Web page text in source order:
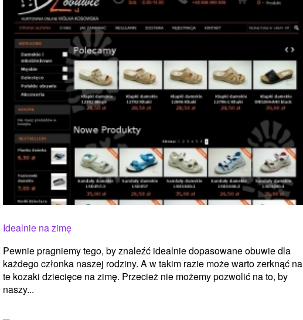
Idealnie na zimę
Pewnie pragniemy tego, by znaleźć idealnie dopasowane obuwie dla
każdego członka naszej rodziny. A w takim razie może warto zerknąć na
te kozaki dziecięce na zimę. Przecież nie możemy pozwolić na to, by
naszy...